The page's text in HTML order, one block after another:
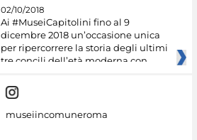
02/10/2018
Ai #MuseiCapitolini fino al 9
dicembre 2018 un’occasione unica
per ripercorrere la storia degli ultimi
tre concili dell’età moderna con
museiincomuneroma